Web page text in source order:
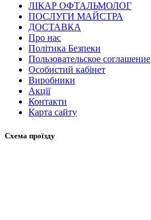
ЛІКАР ОФТАЛЬМОЛОГ
ПОСЛУГИ МАЙСТРА
ДОСТАВКА
Про нас
Політика Безпеки
Пользовательское соглашение
Особистий кабінет
Виробники
Акції
Контакти
Карта сайту
Схема проїзду